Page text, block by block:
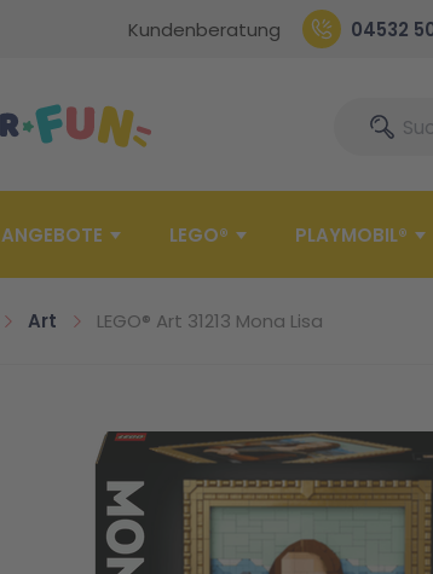
Kundenberatung 04532
SucheSuche
ANGEBOTE LEGO® PLAYMOBIL®
Art LEGO® Art 31213 Mona Lisa